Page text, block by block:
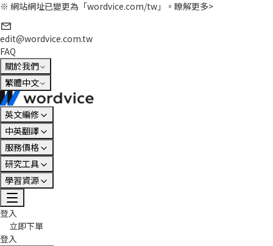
※ 網站網址已變更為「wordvice.com/tw」。 瞭解更多>
edit@wordvice.com.tw
FAQ
關於我們
繁體中文
英文編修
中英翻譯
服務價格
研究工具
學習資源
登入
立即下單
登入